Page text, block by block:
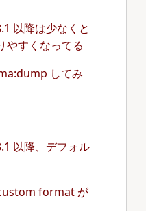
以降は少なくと
やすくなってる
してみ
以降、デフォル
format が